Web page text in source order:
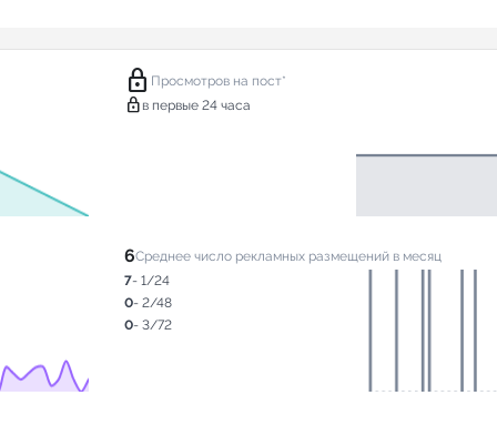
lock Просмотров на пост*
lock в первые 24 часа
6Среднее число рекламных размещений в месяц
7- 1/24
0- 2/48
0- 3/72